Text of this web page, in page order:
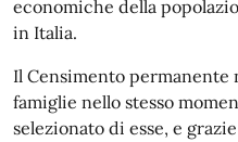
economiche della
in Italia.
Il Censimento
famiglie nello stesso
selezionato di esse, e